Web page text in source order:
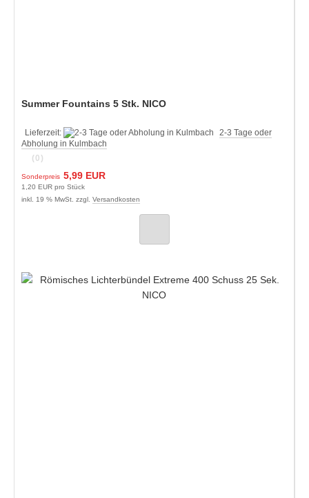
Summer Fountains 5 Stk. NICO
Lieferzeit:
2-3 Tage oder
Abholung in Kulmbach
(0)
Sonderpreis 5,99 EUR
1,20 EUR pro Stück
inkl. 19 % MwSt. zzgl. Versandkosten